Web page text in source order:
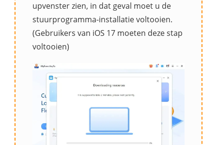
upvenster zien, in dat geval moet u de
stuurprogramma-installatie voltooien.
(Gebruikers van iOS 17 moeten deze stap
voltooien)